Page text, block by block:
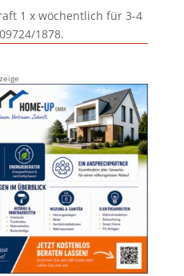
1 x wöchentlich für 3-4
1878.